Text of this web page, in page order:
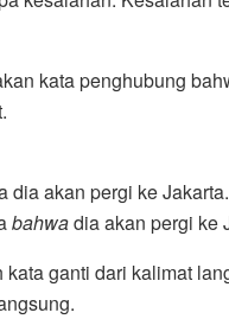
kata penghubung
dia akan pergi ke Jakarta.
bahwadia akan pergi ke
ganti dari kalimat